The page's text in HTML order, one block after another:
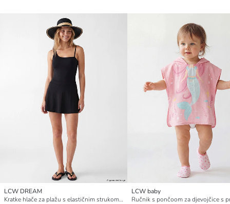
LCW DREAM
Kratke hlače za plažu s elastičnim strukom i cvjetnim uzorkom
LCW baby
Ručnik s pončoom za djevojčice s